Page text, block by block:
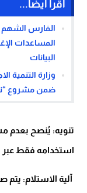
اقرأ أيضا...
المساعدات
البيانات
ضمن مشروع
تنويه: يُنصح بعدم
استخدامه فقط عبر
آلية الاستلام: يتم